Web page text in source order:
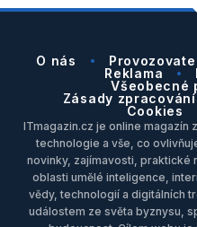
O nás
Reklama
Všeobecné
Zásady
Cookies
ITmagazin.cz je online magazín
technologie a vše, co
novinky, zajímavosti, praktické
oblasti umělé inteligence,
vědy, technologií a digitálních
událostem ze světa byznysu,